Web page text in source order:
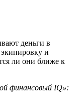
деньги в
и
ли они ближе к
финансовый IQ»: